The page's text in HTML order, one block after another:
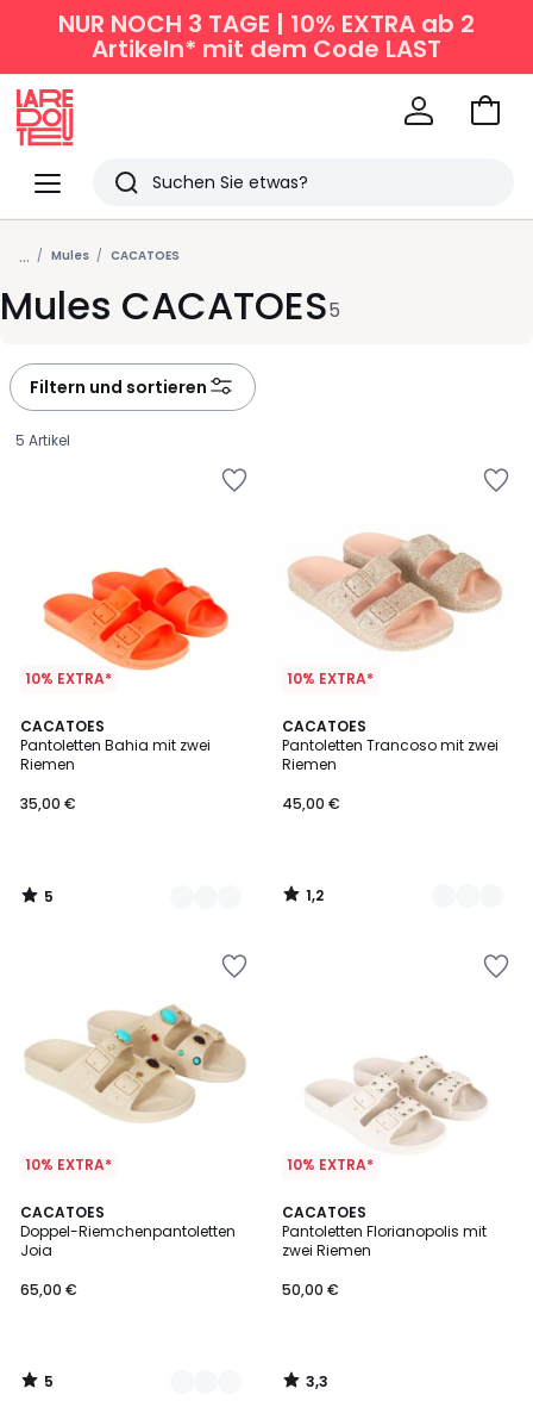
NUR NOCH 3 TAGE | 10% EXTRA ab 2
Artikeln* mit dem Code LAST
Menü
Redoute
Suchen
Zuletzt
angesehen
Artikel
Zum
... Mules CACATOES
Mules CACATOES5
Filtern und sortieren
5 Artikel
10% EXTRA*
CACATOES
Pantoletten Bahia mit zwei
Riemen
€.
35,00 €
5
/
5
2
Farben
5
/
10% EXTRA*
CACATOES
Pantoletten Trancoso mit zwei
Riemen
45,00 €
1,2
/
5
3
Farben
1,2
/
10% EXTRA*
CACATOES
Doppel-Riemchenpantoletten
Joia
65,00 €
5
/
5
2
Farben
5
/
10% EXTRA*
CACATOES
Pantoletten Florianopolis mit
zwei Riemen
50,00 €
3,3
/ 5
3,3
/